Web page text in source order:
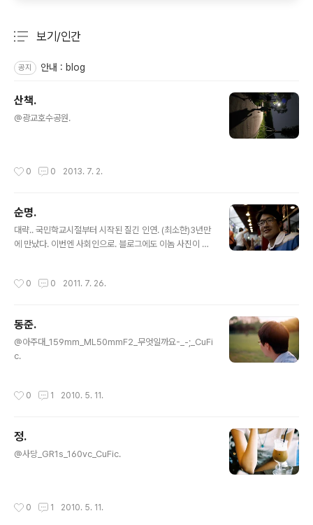
보기/인간
공지 안내 : blog
산책.
@광교호수공원.
0 0 2013. 7. 2.
순명.
대략.. 국민학교시절부터 시작된 질긴 인연. (최소한)3년만
에 만났다. 이번엔 사회인으로. 블로그에도 이놈 사진이 은
0 0 2011. 7. 26.
동준.
@아주대_159mm_ML50mmF2_무엇일까요-_-;_CuFi
c.
0 1 2010. 5. 11.
정.
@사당_GR1s_160vc_CuFic.
0 1 2010. 5. 11.